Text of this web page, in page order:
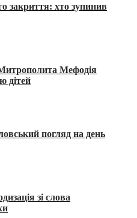
закриття: хто зупинив
Мефодія
дітей
погляд на день
зі слова